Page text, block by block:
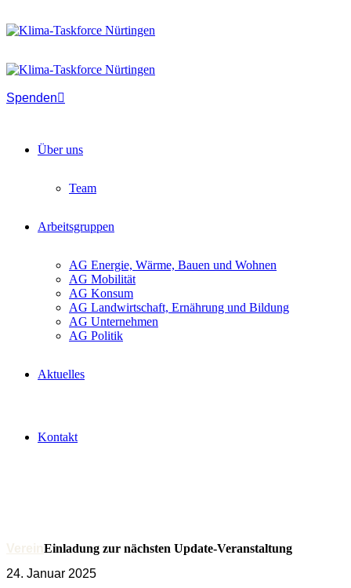
Spenden
Über uns
Team
Arbeitsgruppen
AG Energie, Wärme, Bauen und Wohnen
AG Mobilität
AG Konsum
AG Landwirtschaft, Ernährung und Bildung
AG Unternehmen
AG Politik
Aktuelles
Kontakt
VereinEinladung zur nächsten Update-Veranstaltung
24. Januar 2025